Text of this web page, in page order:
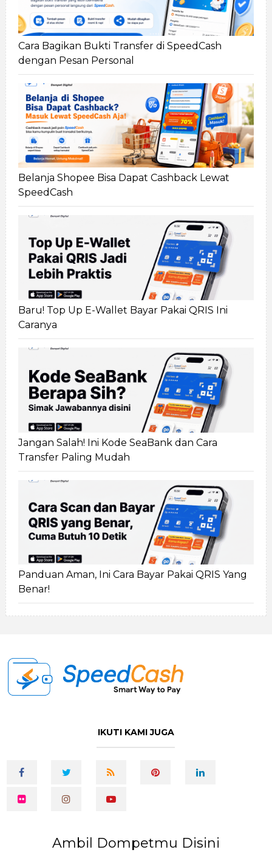
Cara Bagikan Bukti Transfer di SpeedCash
dengan Pesan Personal
Belanja Shopee Bisa Dapat Cashback Lewat
SpeedCash
Baru! Top Up E-Wallet Bayar Pakai QRIS Ini
Caranya
Jangan Salah! Ini Kode SeaBank dan Cara
Transfer Paling Mudah
Panduan Aman, Ini Cara Bayar Pakai QRIS Yang
Benar!
IKUTI KAMI JUGA
Ambil Dompetmu Disini